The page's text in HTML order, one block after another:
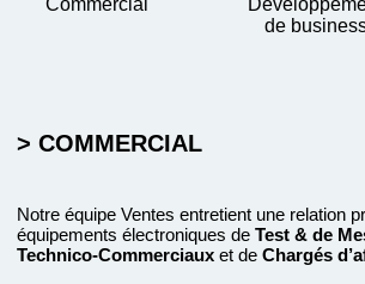
Commercial
de
> COMMERCIAL
Notre équipe Ventes entretient une relation
équipements électroniques de Test & de
Technico-Commerciaux et de Chargés